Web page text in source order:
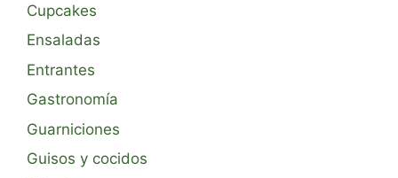
Cupcakes
Ensaladas
Entrantes
Gastronomía
Guarniciones
Guisos y cocidos